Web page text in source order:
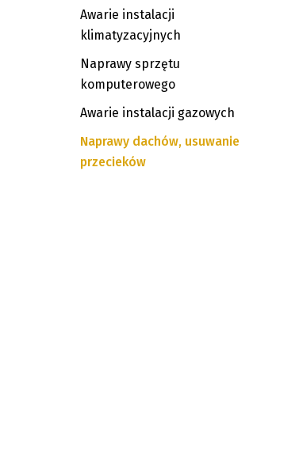
Awarie instalacji
klimatyzacyjnych
Naprawy sprzętu
komputerowego
Awarie instalacji gazowych
Naprawy dachów, usuwanie
przecieków